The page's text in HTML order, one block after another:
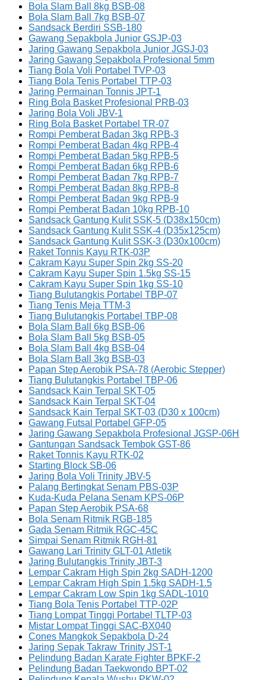
Bola Slam Ball 8kg BSB-08
Bola Slam Ball 7kg BSB-07
Sandsack Berdiri SSB-180
Gawang Sepakbola Junior GSJP-03
Jaring Gawang Sepakbola Junior JGSJ-03
Jaring Gawang Sepakbola Profesional 5mm
Tiang Bola Voli Portabel TVP-03
Tiang Bola Tenis Portabel TTP-03
Jaring Permainan Tonnis JPT-1
Ring Bola Basket Profesional PRB-03
Jaring Bola Voli JBV-1
Ring Bola Basket Portabel TR-07
Rompi Pemberat Badan 3kg RPB-3
Rompi Pemberat Badan 4kg RPB-4
Rompi Pemberat Badan 5kg RPB-5
Rompi Pemberat Badan 6kg RPB-6
Rompi Pemberat Badan 7kg RPB-7
Rompi Pemberat Badan 8kg RPB-8
Rompi Pemberat Badan 9kg RPB-9
Rompi Pemberat Badan 10kg RPB-10
Sandsack Gantung Kulit SSK-5 (D38x150cm)
Sandsack Gantung Kulit SSK-4 (D35x125cm)
Sandsack Gantung Kulit SSK-3 (D30x100cm)
Raket Tonnis Kayu RTK-03P
Cakram Kayu Super Spin 2kg SS-20
Cakram Kayu Super Spin 1.5kg SS-15
Cakram Kayu Super Spin 1kg SS-10
Tiang Bulutangkis Portabel TBP-07
Tiang Tenis Meja TTM-3
Tiang Bulutangkis Portabel TBP-08
Bola Slam Ball 6kg BSB-06
Bola Slam Ball 5kg BSB-05
Bola Slam Ball 4kg BSB-04
Bola Slam Ball 3kg BSB-03
Papan Step Aerobik PSA-78 (Aerobic Stepper)
Tiang Bulutangkis Portabel TBP-06
Sandsack Kain Terpal SKT-05
Sandsack Kain Terpal SKT-04
Sandsack Kain Terpal SKT-03 (D30 x 100cm)
Gawang Futsal Portabel GFP-05
Jaring Gawang Sepakbola Profesional JGSP-06H
Gantungan Sandsack Tembok GST-86
Raket Tonnis Kayu RTK-02
Starting Block SB-06
Jaring Bola Voli Trinity JBV-5
Palang Bertingkat Senam PBS-03P
Kuda-Kuda Pelana Senam KPS-06P
Papan Step Aerobik PSA-68
Bola Senam Ritmik RGB-185
Gada Senam Ritmik RGC-45C
Simpai Senam Ritmik RGH-81
Gawang Lari Trinity GLT-01 Atletik
Jaring Bulutangkis Trinity JBT-3
Lempar Cakram High Spin 2kg SADH-1200
Lempar Cakram High Spin 1.5kg SADH-1.5
Lempar Cakram Low Spin 1kg SADL-1010
Tiang Bola Tenis Portabel TTP-02P
Tiang Lompat Tinggi Portabel TLTP-03
Mistar Lompat Tinggi SAC-BX040
Cones Mangkok Sepakbola D-24
Jaring Sepak Takraw Trinity JST-1
Pelindung Badan Karate Fighter BPKF-2
Pelindung Badan Taekwondo BPT-02